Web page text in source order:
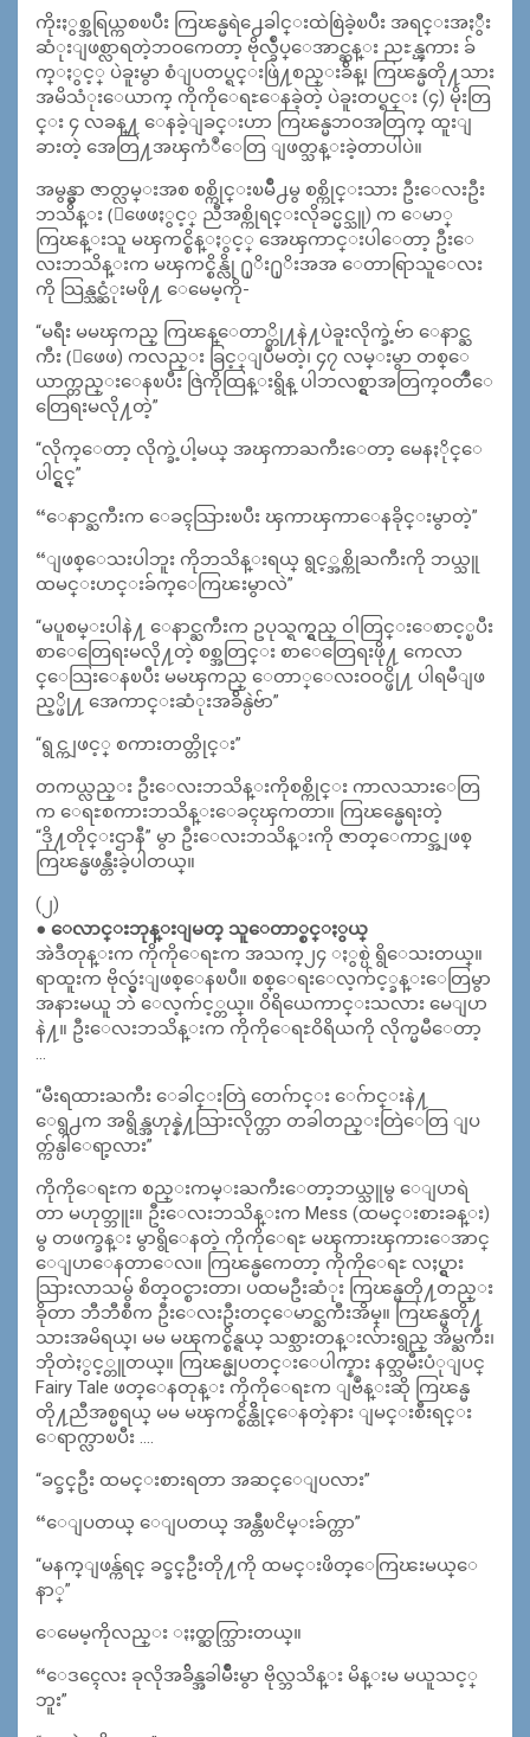
ကိုးႏွစ္အရြယ္ကစၿပီး ကြၽန္မရဲ႕ေခါင္းထဲစြဲခဲ့ၿပီး အရင္းအႏွီး
ဆံုးျဖစ္လာရတဲ့ဘဝကေတာ့ ဗိုလ္ခ်ဳပ္ေအာင္ဆန္း ညႊန္ၾကား ခ်
က္ႏွင့္ ပဲခူးမွာ စံျပတပ္ရင္းဖြဲ႔စည္းခ်ိန္၊ ကြၽန္မတို႔သား
အမိသံုးေယာက္ ကိုကိုေရႊေနခဲ့တဲ့ ပဲခူးတပ္ရင္း (၄) မိုးတြ
င္း ၄ လခန္႔ ေနခဲ့ျခင္းဟာ ကြၽန္မဘဝအတြက္ ထူးျ
ခားတဲ့ အေတြ႔အၾကံဳေတြ ျဖတ္သန္းခဲ့တာပါပဲ။
အမွန္မွာ ဇာတ္လမ္းအစ စစ္ကိုင္းၿမိဳ႕မွ စစ္ကိုင္းသား ဦးေလးဦး
ဘသိန္း (ေဖေဖႏွင့္ ညီအစ္ကိုရင္းလိုခင္မင္သူ) က ေမာ္
ကြၽန္းသူ မၾကင္စိန္ႏွင့္ အေၾကာင္းပါေတာ့ ဦးေ
လးဘသိန္းက မၾကင္စိန္လို ႐ုိး႐ုိးအအ ေတာရြာသူေလး
ကို သြန္သင္ဆံုးမဖို႔ ေမေမ့ကို-
“မရီး မမၾကည္ ကြၽန္ေတာ္တို႔နဲ႔ပဲခူးလိုက္ခဲ့ဗ်ာ ေနာင္ႀ
ကီး (ေဖေဖ) ကလည္း ခြင့္ျပဳမတဲ့၊ ၄၇ လမ္းမွာ တစ္ေ
ယာက္တည္းေနၿပီး ဇြဲကိုထြန္းရွိန္ ပါဘလစ္ရွာအတြက္ဝတၳဳေ
တြေရးမလို႔တဲ့”
“လိုက္ေတာ့ လိုက္ခဲ့ပါ့မယ္ အၾကာႀကီးေတာ့ မေနႏိုင္ေ
ပါင္ရွင္”
“ေနာင္ႀကီးက ေခၚသြားၿပီး ၾကာၾကာေနခိုင္းမွာတဲ့”
“ျဖစ္ေသးပါဘူး ကိုဘသိန္းရယ္ ရွင့္အစ္ကိုႀကီးကို ဘယ္သူ
ထမင္းဟင္းခ်က္ေကြၽးမွာလဲ”
“မပူစမ္းပါနဲ႔ ေနာင္ႀကီးက ဥပုသ္ရက္ရွည္ ဝါတြင္းေစာင့္ၿပီး
စာေတြေရးမလို႔တဲ့ စစ္အတြင္း စာေတြေရးဖို႔ ကေလာ
င္ေသြးေနၿပီး မမၾကည္ ေတာ္ေလးဝဝင္ဖို႔ ပါရမီျဖ
ည့္ဖို႔ အေကာင္းဆံုးအခ်ိန္ပဲဗ်ာ”
“ရွင္ကျဖင့္ စကားတတ္တိုင္း”
တကယ္လည္း ဦးေလးဘသိန္းကိုစစ္ကိုင္း ကာလသားေတြ
က ေရႊစကားဘသိန္းေခၚၾကတာ။ ကြၽန္မေရးတဲ့
“ဒို႔တိုင္းဌာနီ” မွာ ဦးေလးဘသိန္းကို ဇာတ္ေကာင္အျဖစ္
ကြၽန္မဖန္တီးခဲ့ပါတယ္။
(၂)
● ေလာင္းဘုန္းျမတ္ သူေတာ္စင္ႏွယ္
အဲဒီတုန္းက ကိုကိုေရႊက အသက္၂၄ ႏွစ္ပဲ ရွိေသးတယ္။
ရာထူးက ဗိုလ္မွဴးျဖစ္ေနၿပီ။ စစ္ေရးေလ့က်င့္ခန္းေတြမွာ
အနားမယူ ဘဲ ေလ့က်င့္တယ္။ ဝိရိယေကာင္းသလား မေျပာ
နဲ႔။ ဦးေလးဘသိန္းက ကိုကိုေရႊဝိရိယကို လိုက္မမီေတာ့
…
“မီးရထားႀကီး ေခါင္းတြဲ တေဂ်ာင္း ေဂ်ာင္းနဲ႔
ေရွ႕က အရွိန္အဟုန္နဲ႔သြားလိုက္တာ တခါတည္းတြဲေတြ ျပ
တ္က်န္ပါေရာ့လား”
ကိုကိုေရႊက စည္းကမ္းႀကီးေတာ့ဘယ္သူမွ ေျပာရဲ
တာ မဟုတ္ဘူး။ ဦးေလးဘသိန္းက Mess (ထမင္းစားခန္း)
မွ တဖက္ခန္း မွာရွိေနတဲ့ ကိုကိုေရႊ မၾကားၾကားေအာင္
ေျပာေနတာေလ။ ကြၽန္မကေတာ့ ကိုကိုေရႊ လႈပ္ရွား
သြားလာသမွ် စိတ္ဝင္စားတာ၊ ပထမဦးဆံုး ကြၽန္မတို႔တည္း
ခိုတာ ဘီဘီစီက ဦးေလးဦးတင္ေမာင္ႀကီးအိမ္။ ကြၽန္မတို႔
သားအမိရယ္၊ မမ မၾကင္စိန္ရယ္ သစ္သားတန္းလ်ားရွည္ အိမ္ႀကီး၊
ဘိုတဲႏွင့္တူတယ္။ ကြၽန္မျပတင္းေပါက္နား နတ္သမီးပံုျပင္
Fairy Tale ဖတ္ေနတုန္း ကိုကိုေရႊက ျဗဳန္းဆို ကြၽန္မ
တို႔ညီအစ္မရယ္ မမ မၾကင္စိန္ထိိုင္ေနတဲ့နား ျမင္းစီးရင္း
ေရာက္လာၿပီး ….
“ခင္ခင္ဦး ထမင္းစားရတာ အဆင္ေျပလား”
“ေျပတယ္ ေျပတယ္ အန္တီၿငိမ္းခ်က္တာ”
“မနက္ျဖန္က်ရင္ ခင္ခင္ဦးတို႔ကို ထမင္းဖိတ္ေကြၽးမယ္ေ
နာ္”
ေမေမ့ကိုလည္း ႏႈတ္ဆက္သြားတယ္။
“ေဒၚေလး ခုလိုအခ်ိန္အခါမ်ဳိးမွာ ဗိုလ္ဘသိန္း မိန္းမ မယူသင့္
ဘူး”